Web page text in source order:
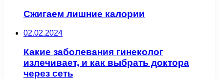
Сжигаем лишние калории
02.02.2024
Какие заболевания гинеколог
излечивает, и как выбрать доктора
через сеть